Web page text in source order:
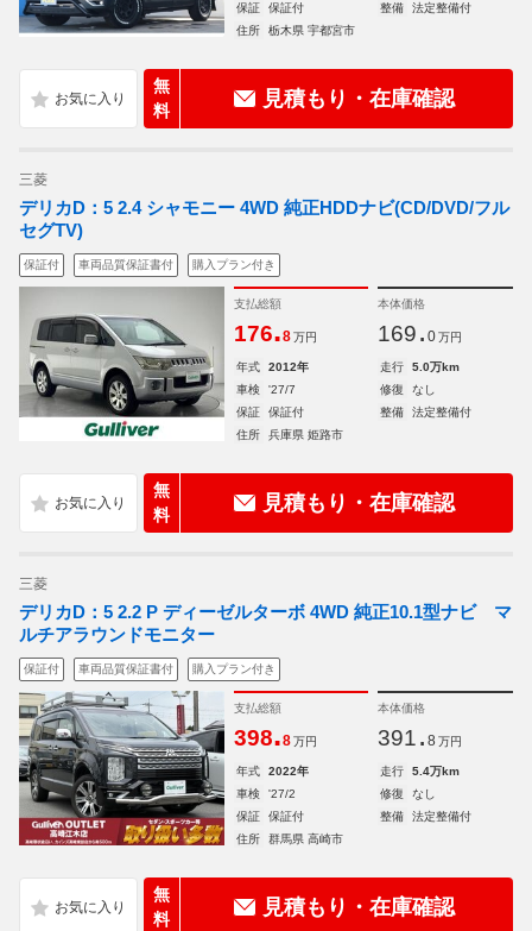
保証
保証付 整備
法定整備付
住所
栃木県 宇都宮市
無
料
見積もり・在庫確認
三菱
デリカD：5 2.4 シャモニー 4WD 純正HDDナビ(CD/DVD/フル
セグTV)
保証付 車両品質保証書付 購入プラン付き
支払総額
176.8 万円
本体価格
169. 0 万円
年式 2012年 走行
5.0万km
車検
'27/7 修復
なし
保証
保証付 整備
法定整備付
住所
兵庫県 姫路市
無
料
見積もり・在庫確認
三菱
デリカD：5 2.2 P ディーゼルターボ 4WD 純正10.1型ナビ マ
ルチアラウンドモニター
保証付 車両品質保証書付 購入プラン付き
支払総額
398.8 万円
本体価格
391. 8 万円
年式 2022年 走行
5.4万km
車検
'27/2 修復
なし
保証
保証付 整備
法定整備付
住所
群馬県 高崎市
無
料
見積もり・在庫確認